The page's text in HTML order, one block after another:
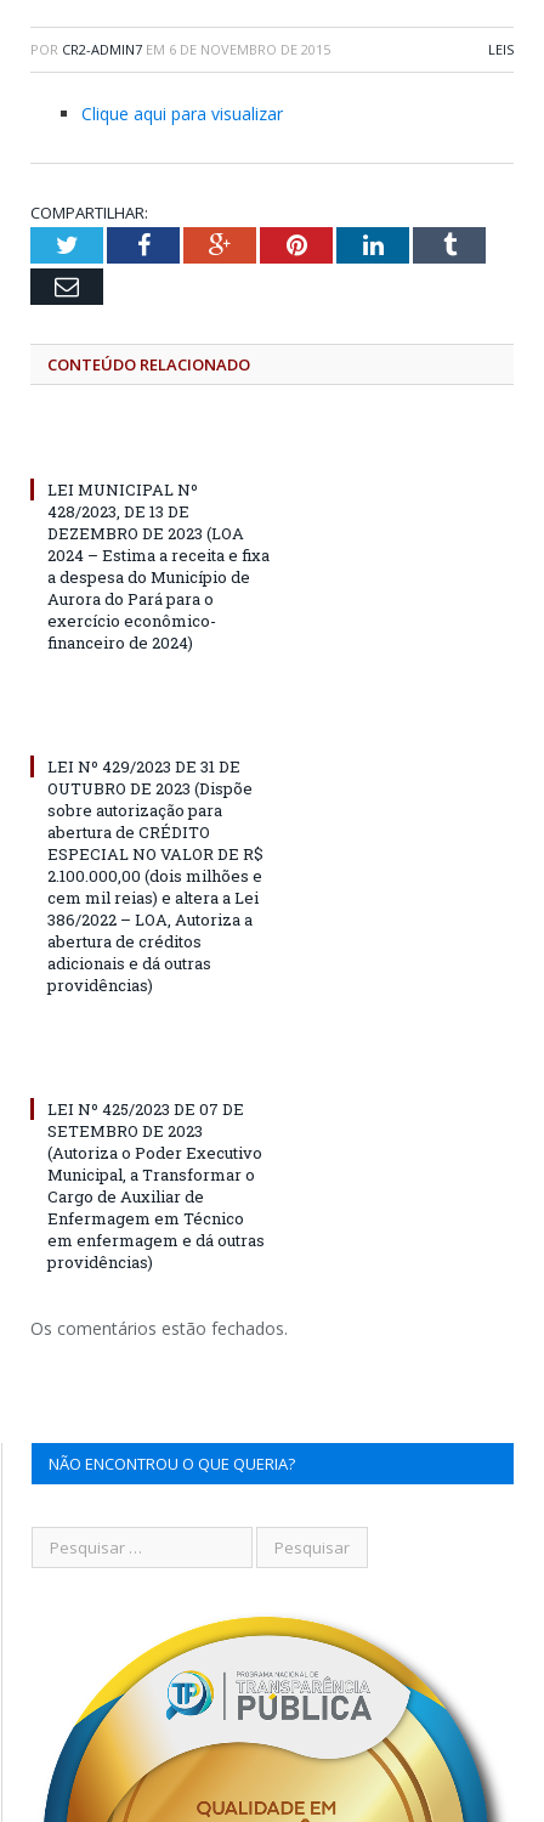
POR CR2-ADMIN7 EM 6 DE NOVEMBRO DE 2015 LEIS
Clique aqui para visualizar
COMPARTILHAR:
TwitterFacebookGoogle+PinterestLinkedInTumblr
Email
CONTEÚDO RELACIONADO
LEI MUNICIPAL Nº
428/2023, DE 13 DE
DEZEMBRO DE 2023 (LOA
2024 – Estima a receita e fixa
a despesa do Município de
Aurora do Pará para o
exercício econômico-
financeiro de 2024)
LEI Nº 429/2023 DE 31 DE
OUTUBRO DE 2023 (Dispõe
sobre autorização para
abertura de CRÉDITO
ESPECIAL NO VALOR DE R$
2.100.000,00 (dois milhões e
cem mil reias) e altera a Lei
386/2022 – LOA, Autoriza a
abertura de créditos
adicionais e dá outras
providências)
LEI Nº 425/2023 DE 07 DE
SETEMBRO DE 2023
(Autoriza o Poder Executivo
Municipal, a Transformar o
Cargo de Auxiliar de
Enfermagem em Técnico
em enfermagem e dá outras
providências)
Os comentários estão fechados.
NÃO ENCONTROU O QUE QUERIA?